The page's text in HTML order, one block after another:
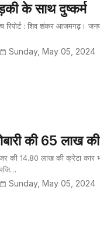
के साथ दुष्कर्म
: शिव शंकर आजमगढ़।
Sunday, May 05, 2024
की 65 लाख की
की 14.80 लाख की क्रेटा कार
Sunday, May 05, 2024